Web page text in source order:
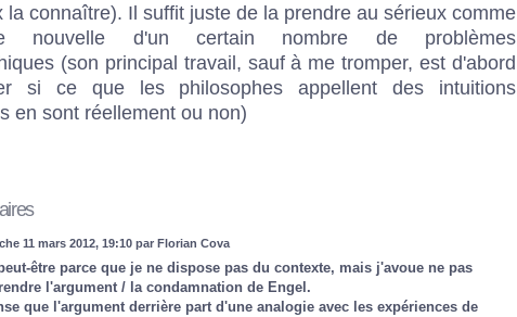
la connaître). Il suffit juste de la prendre au sérieux comme
nouvelle d'un certain nombre de problèmes
(son principal travail, sauf à me tromper, est d'abord
si ce que les philosophes appellent des intuitions
en sont réellement ou non)
11 mars 2012, 19:10 par Florian Cova
être parce que je ne dispose pas du contexte, mais j'avoue ne pas
l'argument / la condamnation de Engel.
que l'argument derrière part d'une analogie avec les expériences de